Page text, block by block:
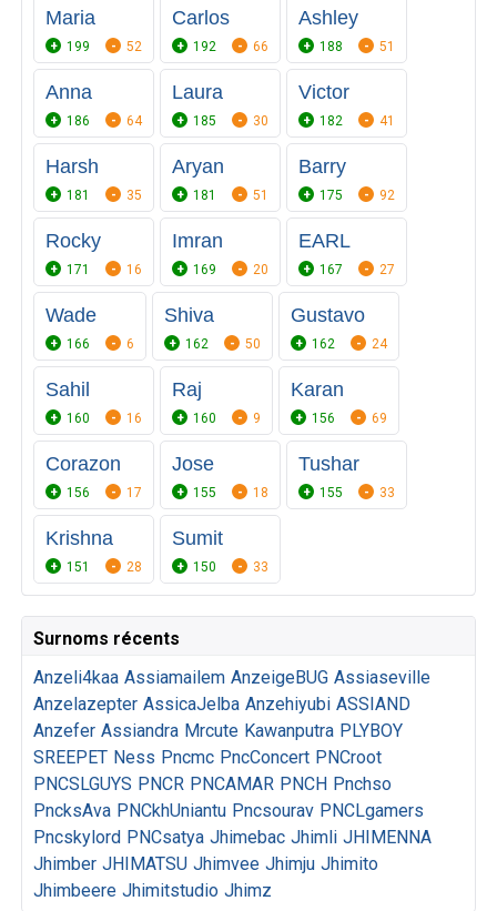
Maria
199 52
Carlos
192 66
Ashley
188 51
Anna
186 64
Laura
185 30
Victor
182 41
Harsh
181 35
Aryan
181 51
Barry
175 92
Rocky
171 16
Imran
169 20
EARL
167 27
Wade
166 6
Shiva
162 50
Gustavo
162 24
Sahil
160 16
Raj
160 9
Karan
156 69
Corazon
156 17
Jose
155 18
Tushar
155 33
Krishna
151 28
Sumit
150 33
Surnoms récents
Anzeli4kaa Assiamailem AnzeigeBUG Assiaseville
Anzelazepter AssicaJelba Anzehiyubi ASSIAND
Anzefer Assiandra Mrcute Kawanputra PLYBOY
SREEPET Ness Pncmc PncConcert PNCroot
PNCSLGUYS PNCR PNCAMAR PNCH Pnchso
PncksAva PNCkhUniantu Pncsourav PNCLgamers
Pncskylord PNCsatya Jhimebac Jhimli JHIMENNA
Jhimber JHIMATSU Jhimvee Jhimju Jhimito
Jhimbeere Jhimitstudio Jhimz